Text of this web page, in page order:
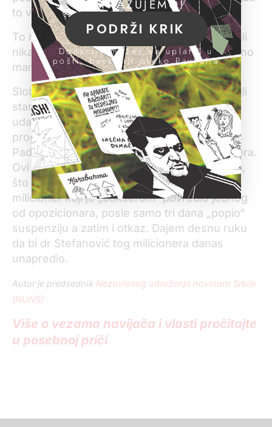
to vrhu vlasti odgovara.
To nije počelo maja 2012. godine, naravno, ali
nikad, ni pod Miloševićem, nije ovako bezočno
manipulisano policijom.
Slobodana Miloševića su 1997. građani gadjali
starim cipelama dok se u crnom mercedesu
udaljavao iz Savezne skupštine posle
proglašenja za predsednika SR Jugoslavije.
Padale su stare cipele i po glavama milicionera.
Оvi su uzvratili pendrečenjem i privođenjima,
što je i normalno u takvim situacijama, ali je
milicioner koji je „bokserom“ povredio jednog
od opozicionara, posle samo tri dana „popio“
suspenziju a zatim i otkaz. Dajem desnu ruku
da bi dr Stefanović tog milicionera danas
unapredio.
Autor je predsednik Nezavisnog udruženja novinara Srbije
(NUNS)
Više o vezama navijača i vlasti pročitajte
u posebnoj priči
ISTRAŽUJEMO!
PODRŽI KRIK
Donacije možeš da uplatiš u
pošti, banci ili preko PayPal-a